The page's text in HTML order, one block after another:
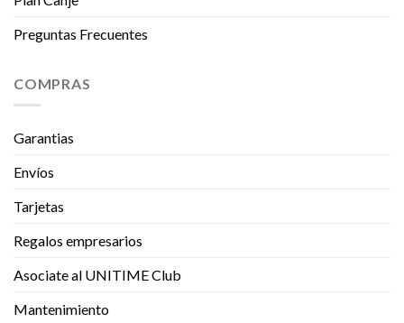
Preguntas Frecuentes
COMPRAS
Garantias
Envíos
Tarjetas
Regalos empresarios
Asociate al UNITIME Club
Mantenimiento